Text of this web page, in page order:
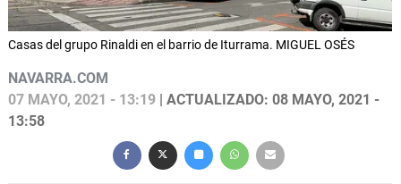
Casas del grupo Rinaldi en el barrio de Iturrama. MIGUEL OSÉS
NAVARRA.COM
07 MAYO, 2021 - 13:19 | ACTUALIZADO: 08 MAYO, 2021 -
13:58